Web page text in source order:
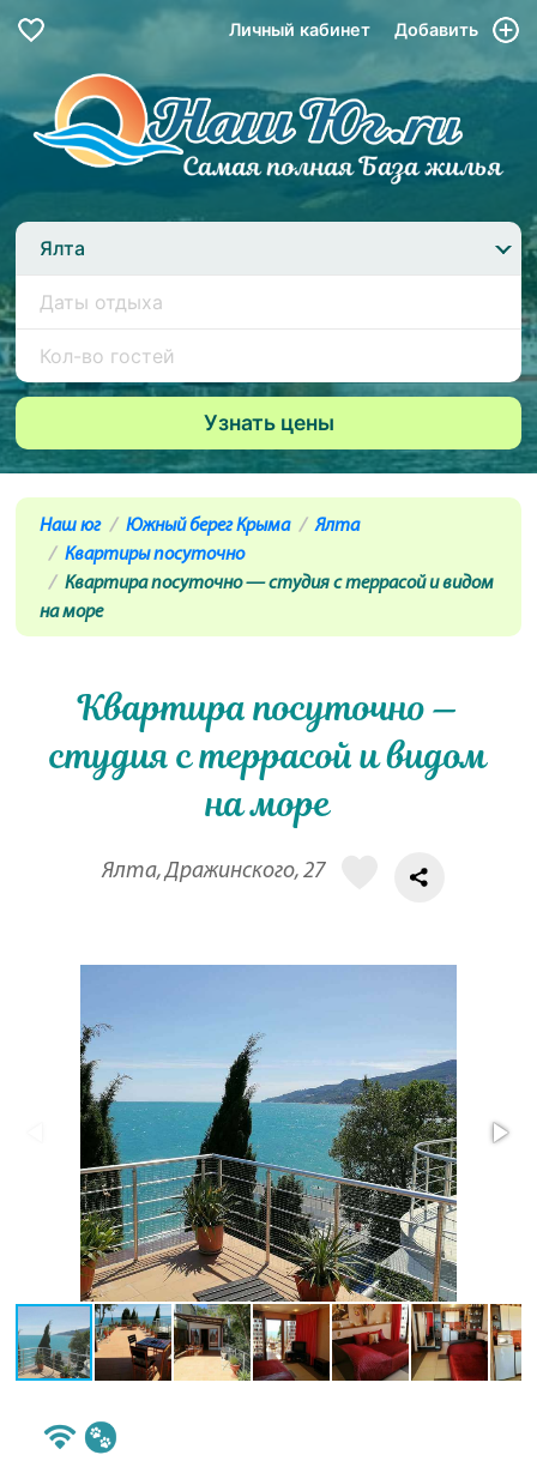
Личный кабинет Добавить
Ялта
Наш юг Южный берег Крыма
Ялта
Квартиры посуточно
Квартира посуточно — студия с террасой и видом
на море
Квартира посуточно —
студия с террасой и видом
на море
Ялта, Дражинского, 27